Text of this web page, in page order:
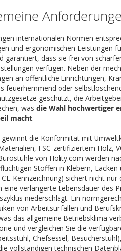
internationalen Normen
und ergonomischen Leistungen
garantiert, dass sie frei von
verfügen. Neben der
an öffentliche Einrichtungen,
feuerhemmend oder
geschützt, die
wasdie Wahl hochwertiger
macht.
die Konformität mit
FSC-zertifiziertem Holz,
von Holity.com werden
Stoffen in Klebern,
Kennzeichnung) sichert nicht
eine verlängerte Lebensdauer des
niederschlägt. Ein
von Arbeitsunfällen und
das allgemeine Betriebsklima
und vergleichen Sie die
Chefsessel,
vollständigen technischen